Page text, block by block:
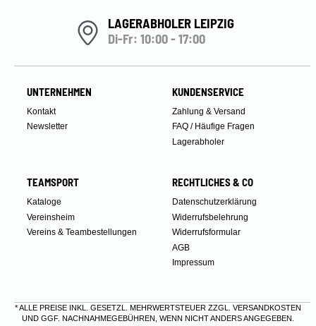
LAGERABHOLER LEIPZIG
Di-Fr: 10:00 - 17:00
UNTERNEHMEN
Kontakt
Newsletter
KUNDENSERVICE
Zahlung & Versand
FAQ / Häufige Fragen
Lagerabholer
TEAMSPORT
Kataloge
Vereinsheim
Vereins & Teambestellungen
RECHTLICHES & CO
Datenschutzerklärung
Widerrufsbelehrung
Widerrufsformular
AGB
Impressum
* ALLE PREISE INKL. GESETZL. MEHRWERTSTEUER ZZGL. VERSANDKOSTEN
UND GGF. NACHNAHMEGEBÜHREN, WENN NICHT ANDERS ANGEGEBEN.